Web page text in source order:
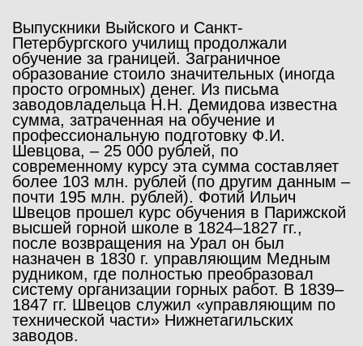
Выпускники Выйского и Санкт-
Петербургского училищ продолжали
обучение за границей. Заграничное
образование стоило значительных (иногда
просто огромных) денег. Из письма
заводовладельца Н.Н. Демидова известна
сумма, затраченная на обучение и
профессиональную подготовку Ф.И.
Шевцова, – 25 000 рублей, по
современному курсу эта сумма составляет
более 103 млн. рублей (по другим данным –
почти 195 млн. рублей). Фотий Ильич
Швецов прошел курс обучения в Парижской
высшей горной школе в 1824–1827 гг.,
после возвращения на Урал он был
назначен в 1830 г. управляющим Медным
рудником, где полностью преобразовал
систему организации горных работ. В 1839–
1847 гг. Швецов служил «управляющим по
технической части» Нижнетагильских
заводов.